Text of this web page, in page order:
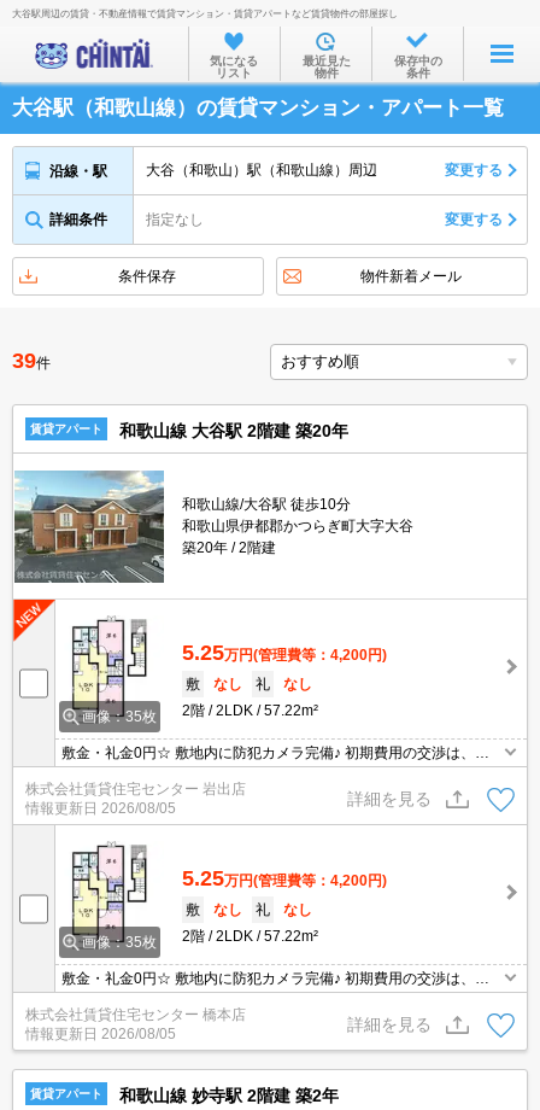
お部屋を探す
沿線・駅から
住所から
家賃相場から
物件特集から
不動産会社から
TOP
大谷駅周辺の賃貸・不動産情報で賃貸マンション・賃貸アパートなど賃貸物件の部屋探し
気になる
リスト
最近見た
物件
保存中の
条件
大谷駅（和歌山線）の賃貸マンション・アパート一覧
沿線・駅 大谷（和歌山）駅（和歌山線）周辺 変更する
詳細条件 指定なし 変更する
条件保存 物件新着メール
39件
賃貸アパート 和歌山線 大谷駅 2階建 築20年
和歌山線/大谷駅 徒歩10分
和歌山県伊都郡かつらぎ町大字大谷
築20年
2階建
画像：35枚
5.25万円(管理費等：4,200円)
敷
なし 礼
なし
2階
2LDK 57.22m²
敷金・礼金0円☆ 敷地内に防犯カメラ完備♪ 初期費用の交渉は、賃
貸住宅センターまで！！
株式会社賃貸住宅センター 岩出店
情報更新日 2026/08/05
詳細を見る
画像：35枚
5.25万円(管理費等：4,200円)
敷
なし 礼
なし
2階
2LDK 57.22m²
敷金・礼金0円☆ 敷地内に防犯カメラ完備♪ 初期費用の交渉は、賃
貸住宅センターまで！！
株式会社賃貸住宅センター 橋本店
情報更新日 2026/08/05
詳細を見る
賃貸アパート 和歌山線 妙寺駅 2階建 築2年